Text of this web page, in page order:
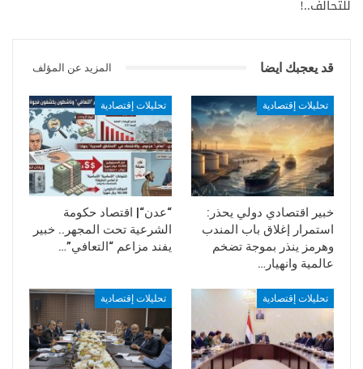
للتحالف..!
قد يعجبك ايضا المزيد عن المؤلف
تحليلات إقتصادية
خبير اقتصادي دولي يحذر:
استمرار إغلاق باب المندب
وهرمز ينذر بموجة تضخم
عالمية وانهيار…
تحليلات إقتصادية
“عدن“| اقتصاد حكومة
الشرعية تحت المجهر.. خبير
يفند مزاعم “التعافي”…
تحليلات إقتصادية تحليلات إقتصادية